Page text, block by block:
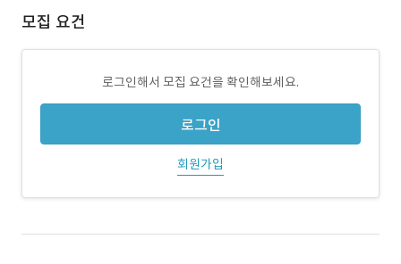
모집 요건
로그인해서 모집 요건을 확인해보세요.
로그인
회원가입